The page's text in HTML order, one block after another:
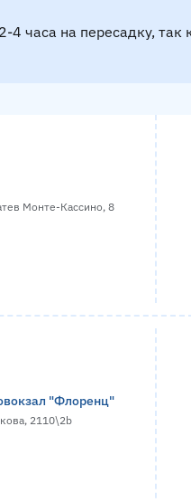
часа на пересадку, так
Монте-Кассино, 8
"Флоренц"
2110\2b